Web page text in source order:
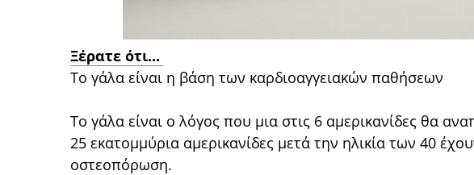
Ξέρατε ότι...
Το γάλα είναι η βάση των καρδιοαγγειακών παθήσεων
Το γάλα είναι ο λόγος που μια στις 6 αμερικανίδες θα
25 εκατομμύρια αμερικανίδες μετά την ηλικία των 40
οστεοπόρωση.